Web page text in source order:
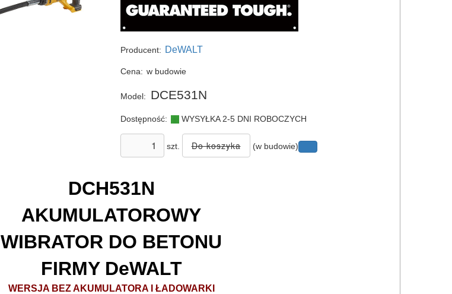
Producent: DeWALT
Cena: w budowie
Model: DCE531N
Dostępność: WYSYŁKA 2-5 DNI ROBOCZYCH
szt. (w budowie)
DCH531N
AKUMULATOROWY
WIBRATOR DO BETONU
FIRMY DeWALT
WERSJA BEZ AKUMULATORA I ŁADOWARKI